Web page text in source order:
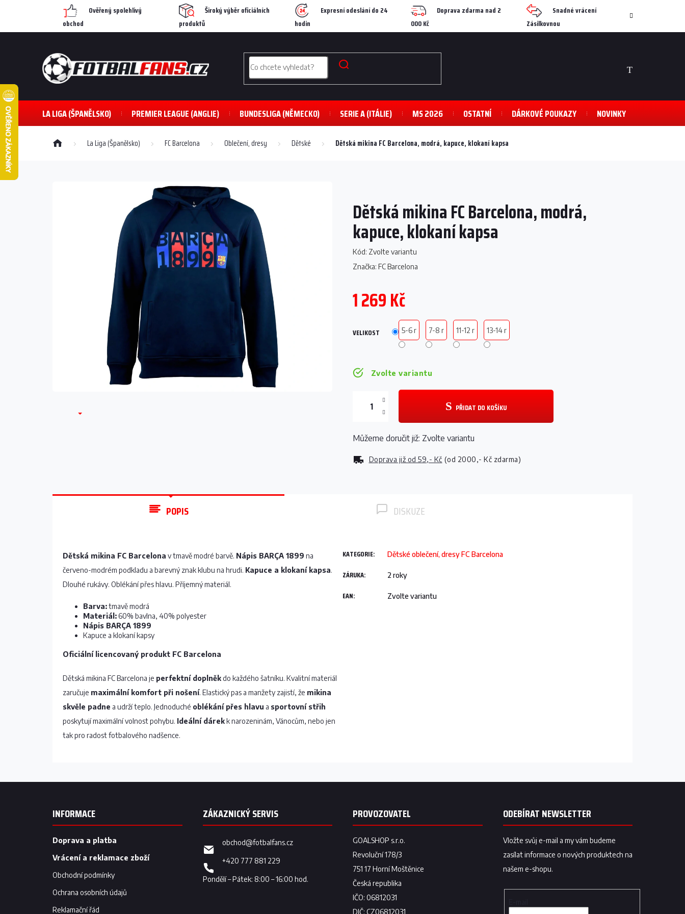
Ověřený spolehlivý
obchod
Široký výběr oficiálních
produktů
Expresní odeslání do 24
hodin
Doprava zdarma nad 2
000 Kč
Snadné vrácení
Zásilkovnou
NÁKUPNÍ
LA LIGA (ŠPANĚLSKO) PREMIER LEAGUE (ANGLIE) BUNDESLIGA (NĚMECKO) SERIE A (ITÁLIE) MS 2026 OSTATNÍ DÁRKOVÉ POUKAZY NOVINKY
Domů La Liga (Španělsko) FC Barcelona Oblečení, dresy Dětské Dětská mikina FC Barcelona, modrá, kapuce, klokaní kapsa
Dětská mikina FC Barcelona, modrá,
kapuce, klokaní kapsa
Kód: Zvolte variantu
Značka: FC Barcelona
1 269 Kč
cena:
Zvolte variantu
Doprava již od 59,- Kč (od 2000,- Kč zdarma)
VELIKOST 5-6 r 7-8 r 11-12 r 13-14 r
PŘIDAT DO KOŠÍKU
Můžeme doručit již: Zvolte variantu
POPIS DISKUZE
Dětská mikina FC Barcelona v tmavě modré barvě. Nápis BARÇA 1899 na
červeno-modrém podkladu a barevný znak klubu na hrudi. Kapuce a klokaní kapsa.
Dlouhé rukávy. Oblékání přes hlavu. Příjemný materiál.
Barva:tmavě modrá
Materiál:60% bavlna, 40% polyester
Nápis BARÇA 1899
Kapuce a klokaní kapsy
Oficiální licencovaný produkt FC Barcelona
Dětská mikina FC Barcelona je perfektní doplněkdo každého šatníku. Kvalitní materiál
zaručuje maximální komfort při nošení. Elastický pas a manžety zajistí, že mikina
skvěle padne a udrží teplo. Jednoduché oblékání přes hlavu a sportovní střih
poskytují maximální volnost pohybu. Ideální dárekk narozeninám, Vánocům, nebo jen
tak pro radost fotbalového nadšence.
KATEGORIE: Dětské oblečení, dresy FC Barcelona
ZÁRUKA: 2 roky
EAN: Zvolte variantu
Z
INFORMACE
Doprava a platba
Vrácení a reklamace zboží
Obchodní podmínky
Ochrana osobních údajů
Reklamační řád
obchod@fotbalfans.cz
+420 777 881 229
ODEBÍRAT NEWSLETTER
Vložte svůj e-mail a my vám budeme
zasílat informace o nových produktech na
našem e-shopu.